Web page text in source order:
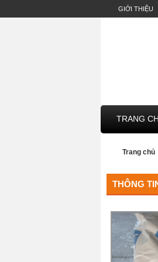
GIỚI THIỆU
TRANG
Trang chủ
THÔNG